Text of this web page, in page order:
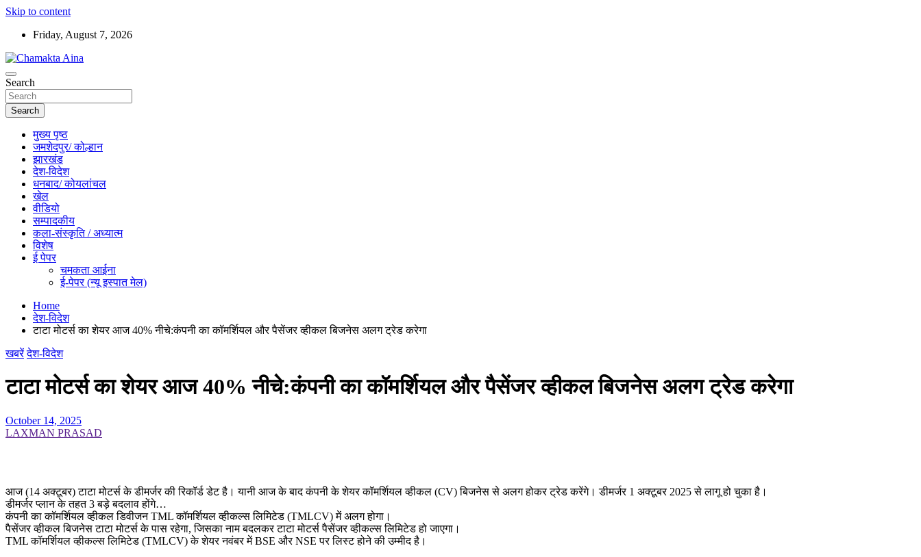
Skip to content
Friday, August 7, 2026
Chamakta Aina
Hindi News Paper – Jharkhand
Search
Search
मुख्य पृष्ठ
जमशेदपुर/ कोल्हान
झारखंड
देश-विदेश
धनबाद/ कोयलांचल
खेल
वीडियो
सम्पादकीय
कला-संस्कृति / अध्यात्म
विशेष
ई पेपर
चमकता आईना
ई-पेपर (न्यू इस्पात मेल)
Home
देश-विदेश
टाटा मोटर्स का शेयर आज 40% नीचे:कंपनी का कॉमर्शियल और पैसेंजर व्हीकल बिजनेस अलग ट्रेड करेगा
खबरें देश-विदेश
टाटा मोटर्स का शेयर आज 40% नीचे:कंपनी का कॉमर्शियल और पैसेंजर व्हीकल बिजनेस अलग ट्रेड करेगा
October 14, 2025
LAXMAN PRASAD
आज (14 अक्टूबर) टाटा मोटर्स के डीमर्जर की रिकॉर्ड डेट है। यानी आज के बाद कंपनी के शेयर कॉमर्शियल व्हीकल (CV) बिजनेस से अलग होकर ट्रेड करेंगे। डीमर्जर 1 अक्टूबर 2025 से लागू हो चुका है।
डीमर्जर प्लान के तहत 3 बड़े बदलाव होंगे…
कंपनी का कॉमर्शियल व्हीकल डिवीजन TML कॉमर्शियल व्हीकल्स लिमिटेड (TMLCV) में अलग होगा।
पैसेंजर व्हीकल बिजनेस टाटा मोटर्स के पास रहेगा, जिसका नाम बदलकर टाटा मोटर्स पैसेंजर व्हीकल्स लिमिटेड हो जाएगा।
TML कॉमर्शियल व्हीकल्स लिमिटेड (TMLCV) के शेयर नवंबर में BSE और NSE पर लिस्ट होने की उम्मीद है।